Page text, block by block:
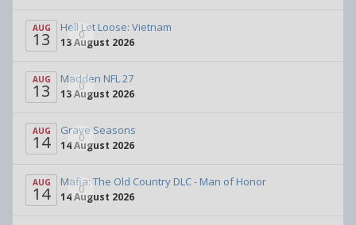
AUG
13 0
Hell Let Loose: Vietnam
13 August 2026
AUG
13 0
Madden NFL 27
13 August 2026
AUG
14 0
Grave Seasons
14 August 2026
AUG
14 0
Mafia: The Old Country DLC - Man of Honor
14 August 2026